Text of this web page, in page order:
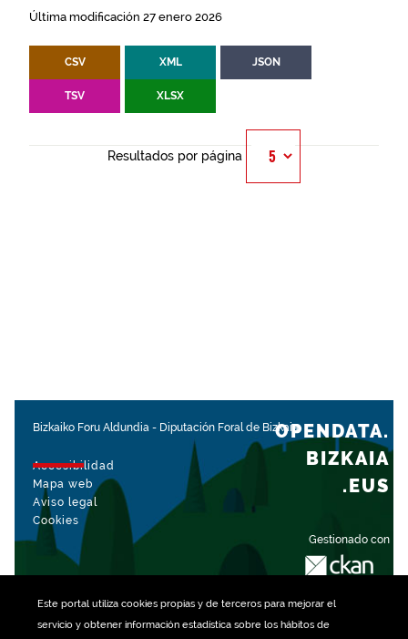
Este portal utiliza cookiespropias y de terceros para mejorar el
servicio y obtener información estadística sobre los hábitos de
Última modificación 27 enero 2026
CSV XML JSON
TSV XLSX
Resultados por página
Bizkaiko Foru Aldundia - Diputación Foral de Bizkaia
Accesibilidad
Mapa web
Aviso legal
Cookies
Gestionado con
OPENDATA.
BIZKAIA
.EUS